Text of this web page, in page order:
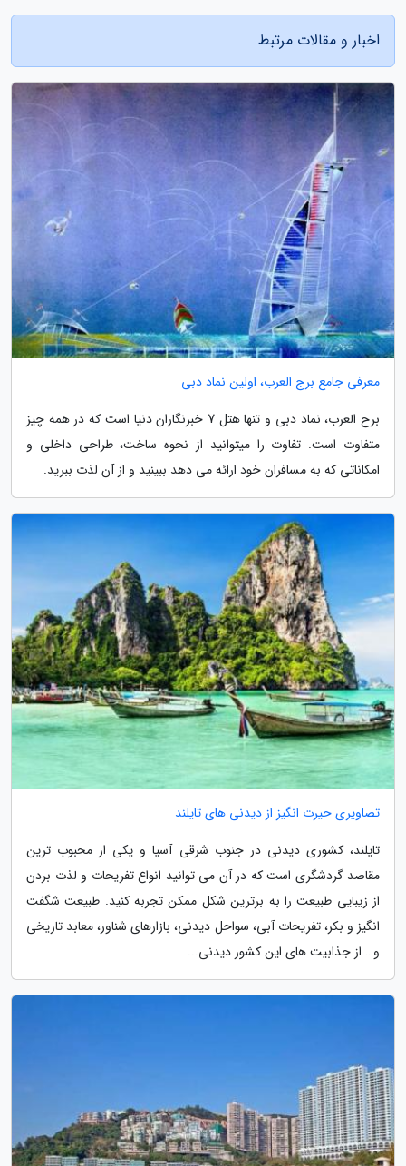
اخبار و مقالات مرتبط
معرفی جامع برج العرب، اولین نماد دبی
برح العرب، نماد دبی و تنها هتل 7 خبرنگاران دنیا است که در همه چیز
متفاوت است. تفاوت را میتوانید از نحوه ساخت، طراحی داخلی و
امکاناتی که به مسافران خود ارائه می دهد ببینید و از آن لذت ببرید.
تصاویری حیرت انگیز از دیدنی های تایلند
تایلند، کشوری دیدنی در جنوب شرقی آسیا و یکی از محبوب ترین
مقاصد گردشگری است که در آن می توانید انواع تفریحات و لذت بردن
از زیبایی طبیعت را به برترین شکل ممکن تجربه کنید. طبیعت شگفت
انگیز و بکر، تفریحات آبی، سواحل دیدنی، بازارهای شناور، معابد تاریخی
و… از جذابیت های این کشور دیدنی...